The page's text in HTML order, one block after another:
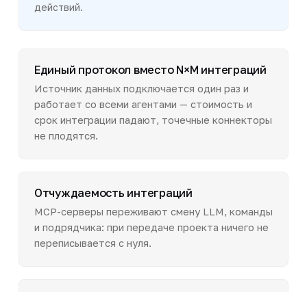
действий.
Единый протокол вместо N×M интеграций
Источник данных подключается один раз и
работает со всеми агентами — стоимость и
срок интеграции падают, точечные коннекторы
не плодятся.
Отчуждаемость интеграций
MCP-серверы переживают смену LLM, команды
и подрядчика: при передаче проекта ничего не
переписывается с нуля.